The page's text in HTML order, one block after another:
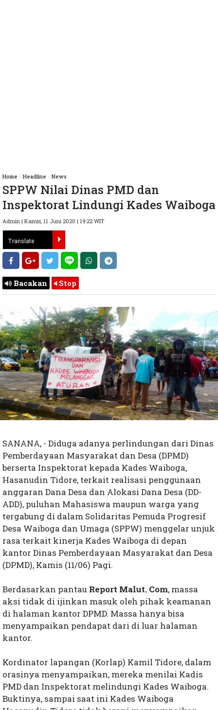
Home » Headline » News
SPPW Nilai Dinas PMD dan
Inspektorat Lindungi Kades Waiboga
Admin | Kamis, 11 Juni 2020 | 19:22 WIT
Bacakan Stop
SANANA, - Diduga adanya perlindungan dari Dinas
Pemberdayaan Masyarakat dan Desa (DPMD)
berserta Inspektorat kepada Kades Waiboga,
Hasanudin Tidore, terkait realisasi penggunaan
anggaran Dana Desa dan Alokasi Dana Desa (DD-
ADD), puluhan Mahasiswa maupun warga yang
tergabung di dalam Solidaritas Pemuda Progresif
Desa Waiboga dan Umaga (SPPW) menggelar unjuk
rasa terkait kinerja Kades Waiboga di depan
kantor Dinas Pemberdayaan Masyarakat dan Desa
(DPMD), Kamis (11/06) Pagi.
Berdasarkan pantau Report Malut. Com, massa
aksi tidak di ijinkan masuk oleh pihak keamanan
di halaman kantor DPMD. Massa hanya bisa
menyampaikan pendapat dari di luar halaman
kantor.
Kordinator lapangan (Korlap) Kamil Tidore, dalam
orasinya menyampaikan, mereka menilai Kadis
PMD dan Inspektorat melindungi Kades Waiboga.
Buktinya, sampai saat ini Kades Waiboga